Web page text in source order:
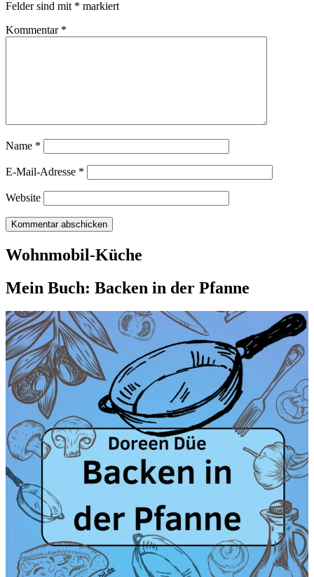
Felder sind mit * markiert
Kommentar *
Name *
E-Mail-Adresse *
Website
Wohnmobil-Küche
Mein Buch: Backen in der Pfanne